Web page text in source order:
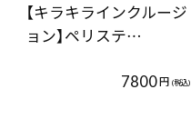
【キラキラインクルージ
ョン】ペリステ…
7800円 (税込)